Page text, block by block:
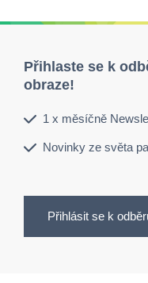
Přihlaste se k
obraze!
1 x měsíčně
Novinky ze světa
Přihlásit se k